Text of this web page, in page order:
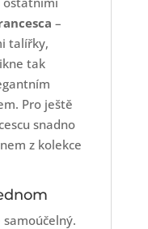
–
talířky,
tak
Pro ještě
snadno
z kolekce